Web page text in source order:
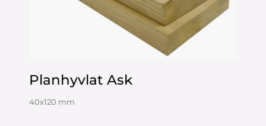
Planhyvlat Ask
40x120 mm